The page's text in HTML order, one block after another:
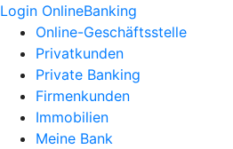
Login OnlineBanking
Online-Geschäftsstelle
Privatkunden
Private Banking
Firmenkunden
Immobilien
Meine Bank